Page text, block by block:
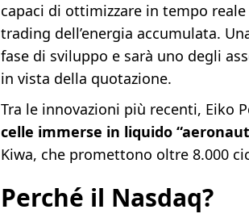
capaci di ottimizzare in tempo
trading dell’energia accumulata.
fase di sviluppo e sarà uno degli
in vista della quotazione.
Tra le innovazioni più recenti, Eiko
celle immerse in liquido
Kiwa, che promettono oltre 8.000
Perché il Nasdaq?